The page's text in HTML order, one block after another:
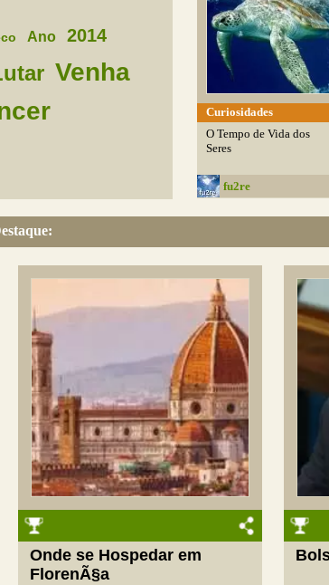
Ano 2014
Venha
Curiosidades
O Tempo de Vida dos
Seres
fu2re
Onde se Hospedar em
FlorenÃ§a